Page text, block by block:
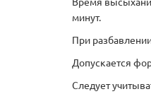
минут.
При
Допускается
Следует